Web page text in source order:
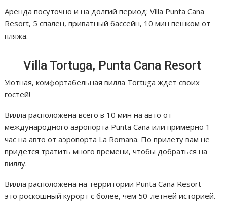
Аренда посуточно и на долгий период: Villa Punta Cana
Resort, 5 спален, приватный бассейн, 10 мин пешком от
пляжа.
Villa Tortuga, Punta Cana Resort
Уютная, комфортабельная вилла Tortuga ждет своих
гостей!
Вилла расположена всего в 10 мин на авто от
международного аэропорта Punta Cana или примерно 1
час на авто от аэропорта La Romana. По прилету вам не
придется тратить много времени, чтобы добраться на
виллу.
Вилла расположена на территории Punta Cana Resort —
это роскошный курорт с более, чем 50-летней историей.